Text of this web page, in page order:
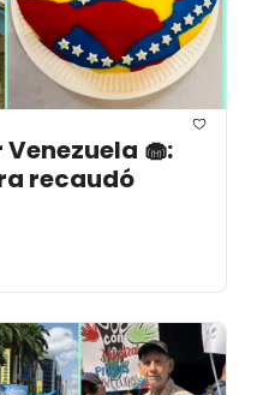
🧁:
recaudó